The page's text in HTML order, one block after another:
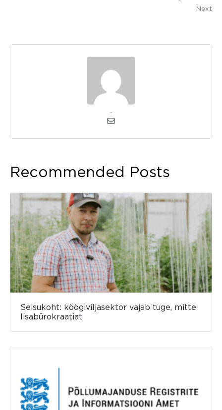
Next
Recommended Posts
Seisukoht: köögiviljasektor vajab tuge, mitte
lisabürokraatiat